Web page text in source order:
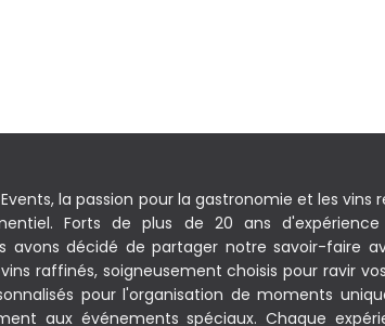
la passion pour la gastronomie et les vins
Forts de plus de 20 ans
avons décidé de partager notre savoir-faire
raffinés, soigneusement choisis pour ravir
pour l'organisation de moments
aux événements spéciaux. Chaque